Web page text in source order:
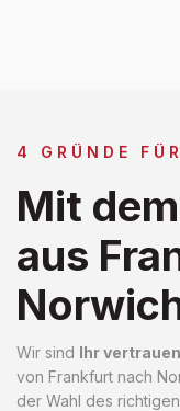
4 GRÜNDE
Mit
aus
Wir sind Ihr
von Frankfurt nach
der Wahl des